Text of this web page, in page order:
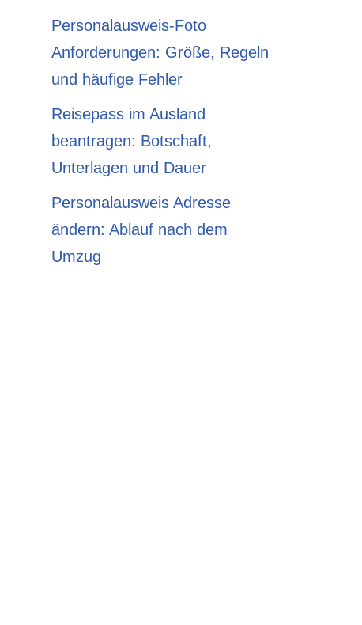
Personalausweis-Foto
Anforderungen: Größe, Regeln
und häufige Fehler
Reisepass im Ausland
beantragen: Botschaft,
Unterlagen und Dauer
Personalausweis Adresse
ändern: Ablauf nach dem
Umzug